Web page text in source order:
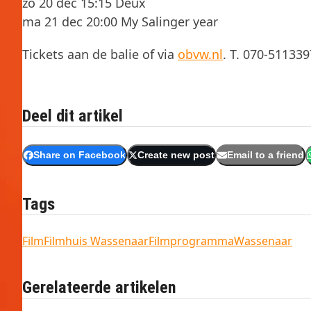
ma 21 dec 20:00 My Salinger year
Tickets aan de balie of via obvw.nl. T. 070-
Deel dit artikel
Share on Facebook Create new post Email to a friend
Tags
FilmFilmhuis WassenaarFilmprogrammaWassenaar
Gerelateerde artikelen